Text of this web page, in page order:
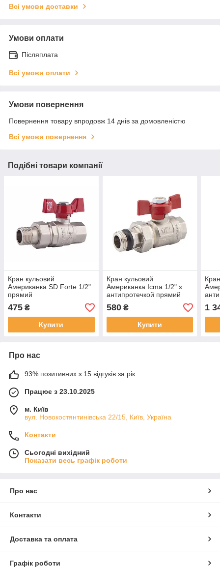
Всі умови доставки
Умови оплати
Післяплата
Всі умови оплати
Умови повернення
Повернення товару впродовж 14 днів за домовленістю
Всі умови повернення
Подібні товари компанії
Кран кульовий
Американка SD Forte 1/2"
прямий
475 ₴
Купити
Кран кульовий
Американка Icma 1/2" з
антипротечкой прямий
580₴
Купити
1
Про нас
93% позитивних з 15 відгуків за рік
Працює з 23.10.2025
м. Київ
вул. Новокостянтинівська 22/15, Київ, Україна
Контакти
Сьогодні вихідний
Показати весь графік роботи
Про нас
Контакти
Доставка та оплата
Графік роботи